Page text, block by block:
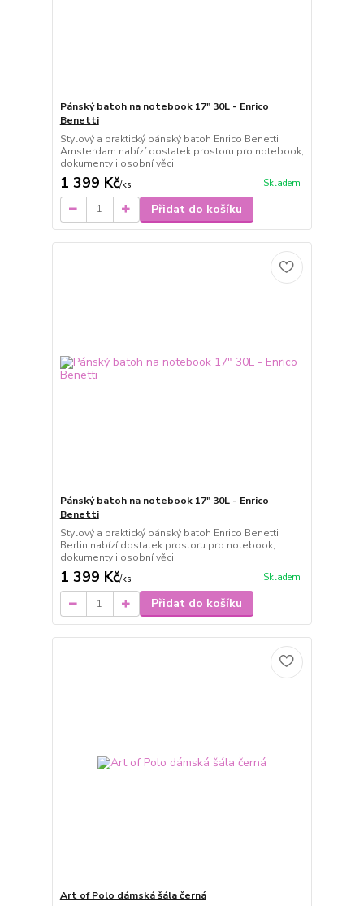
Pánský batoh na notebook 17" 30L - Enrico
Benetti
Stylový a praktický pánský batoh Enrico Benetti
Amsterdam nabízí dostatek prostoru pro notebook,
dokumenty i osobní věci.
1 399 Kč/ks Skladem
Přidat do košíku
Pánský batoh na notebook 17" 30L - Enrico
Benetti
Stylový a praktický pánský batoh Enrico Benetti
Berlin nabízí dostatek prostoru pro notebook,
dokumenty i osobní věci.
1 399 Kč/ks Skladem
Přidat do košíku
Art of Polo dámská šála černá